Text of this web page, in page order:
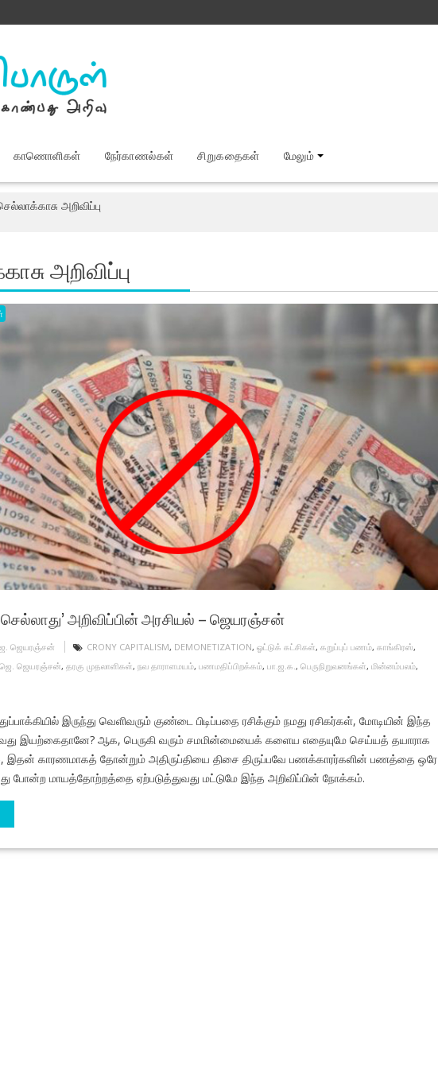
காணொளிகள் நேர்காணல்கள் சிறுகதைகள் மேலும்
அறிவிப்பு
அறிவிப்பு
அறிவிப்பின் அரசியல் – ஜெயரஞ்சன்
ஜெயரஞ்சன் CRONY CAPITALISM, DEMONETIZATION, ஓட்டுக் கட்சிகள், கறுப்புப் பணம், காங்கிரஸ்,
ஜெ. ஜெயரஞ்சன், தரகு முதலாளிகள், நவ தாராளமயம், பணமதிப்பிறக்கம், பா.ஜ.க., பெருநிறுவனங்கள், மின்னம்பலம்,
இருந்து வெளிவரும் குண்டை பிடிப்பதை ரசிக்கும் நமது ரசிகர்கள், மோடியின் இந்த
இயற்கைதானே? ஆக, பெருகி வரும் சமமின்மையைக் களைய எதையுமே செய்யத் தயாராக
இதன் காரணமாகத் தோன்றும் அதிருப்தியை திசை திருப்பவே பணக்காரர்களின் பணத்தை ஒரே
போன்ற மாயத்தோற்றத்தை ஏற்படுத்துவது மட்டுமே இந்த அறிவிப்பின் நோக்கம்.